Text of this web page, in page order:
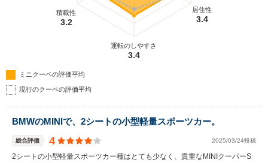
居住性
3.4
運転のしやすさ
3.4
積載性
3.2
ミニクーペの評価平均
現行のクーペの評価平均
BMWのMINIで、2シートの小型軽量スポーツカー。
総合評価 4 2025/03/24投稿
2シートの小型軽量スポーツカー種はとても少なく、貴重なMINIクーパーS